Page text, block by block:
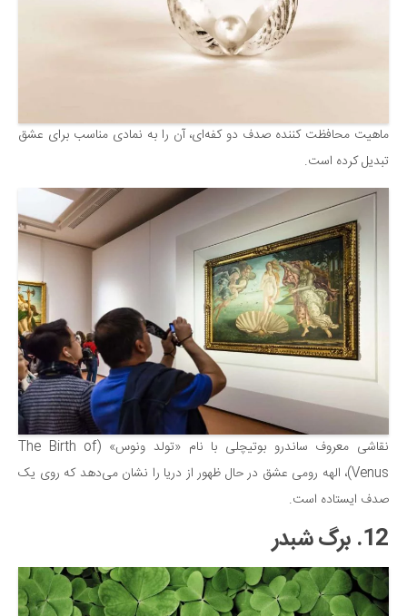
ماهیت محافظت کننده صدف دو کفه‌ای، آن را به نمادی مناسب برای عشق
تبدیل کرده است.
نقاشی معروف ساندرو بوتیچلی با نام «تولد ونوس» (The Birth of
Venus)، الهه رومی عشق در حال ظهور از دریا را نشان می‌دهد که روی یک
صدف ایستاده است.
12. برگ شبدر